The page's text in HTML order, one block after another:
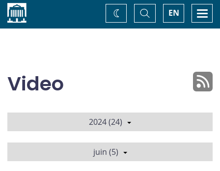
Accueil EN
Basculer
la
recherche
Changez
de
Video
2024 (24)
juin (5)